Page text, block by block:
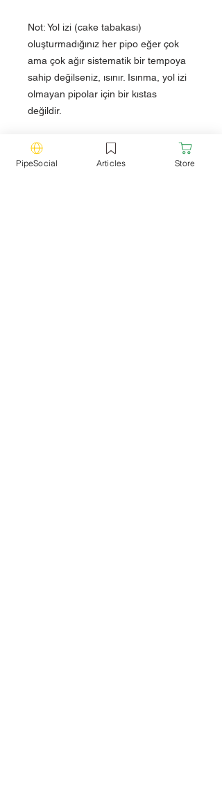
Not: Yol izi (cake tabakası)
oluşturmadığınız her pipo eğer çok
ama çok ağır sistematik bir tempoya
sahip değilseniz, ısınır. Isınma, yol izi
olmayan pipolar için bir kıstas
değildir.
Teknik Özellikler
PipeSocial Articles Store